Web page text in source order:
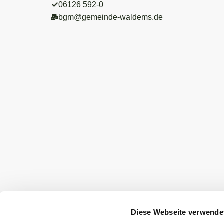
Diese Webseite
06126 592-0
bgm@gemeinde-waldems.de